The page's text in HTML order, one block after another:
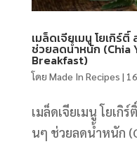
เมล็ดเจียเมนู โยเกิร์
ช่วยลดน้ำหนัก (Chia
Breakfast)
โดย Made In Recipes |
เมล็ดเจียเมนู โยเกิ
นๆ ช่วยลดน้ำหนัก